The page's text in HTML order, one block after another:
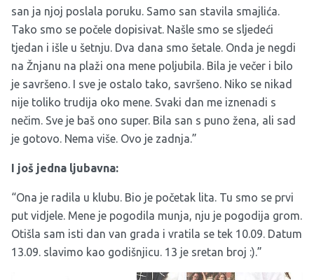
san ja njoj poslala poruku. Samo san stavila smajlića.
Tako smo se počele dopisivat. Našle smo se sljedeći
tjedan i išle u šetnju. Dva dana smo šetale. Onda je negdi
na Žnjanu na plaži ona mene poljubila. Bila je večer i bilo
je savršeno. I sve je ostalo tako, savršeno. Niko se nikad
nije toliko trudija oko mene. Svaki dan me iznenadi s
nečim. Sve je baš ono super. Bila san s puno žena, ali sad
je gotovo. Nema više. Ovo je zadnja.”
I još jedna ljubavna:
“Ona je radila u klubu. Bio je početak lita. Tu smo se prvi
put vidjele. Mene je pogodila munja, nju je pogodija grom.
Otišla sam isti dan van grada i vratila se tek 10.09. Datum
13.09. slavimo kao godišnjicu. 13 je sretan broj :).”